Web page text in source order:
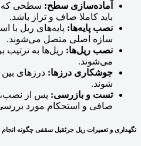
آماده‌سازی سطح: سطحی که
باید کاملا صاف و تراز باشد.
نصب پایه‌ها: پایه‌های ریل با
سازه اصلی متصل می‌شوند.
نصب ریل‌ها: ریل‌ها به ترتیب
می‌شوند.
جوشکاری درزها: درزهای
شوند.
تست و بازرسی: پس از نصب،
صافی و استحکام مورد
نگهداری و تعمیرات ریل جرثقیل سقفی چگونه